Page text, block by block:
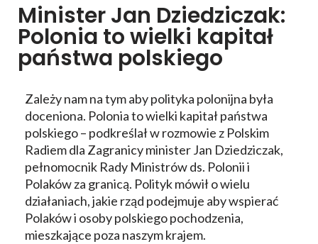
Minister Jan Dziedziczak:
Polonia to wielki kapitał
państwa polskiego
Zależy nam na tym aby polityka polonijna była
doceniona. Polonia to wielki kapitał państwa
polskiego – podkreślał w rozmowie z Polskim
Radiem dla Zagranicy minister Jan Dziedziczak,
pełnomocnik Rady Ministrów ds. Polonii i
Polaków za granicą. Polityk mówił o wielu
działaniach, jakie rząd podejmuje aby wspierać
Polaków i osoby polskiego pochodzenia,
mieszkające poza naszym krajem.